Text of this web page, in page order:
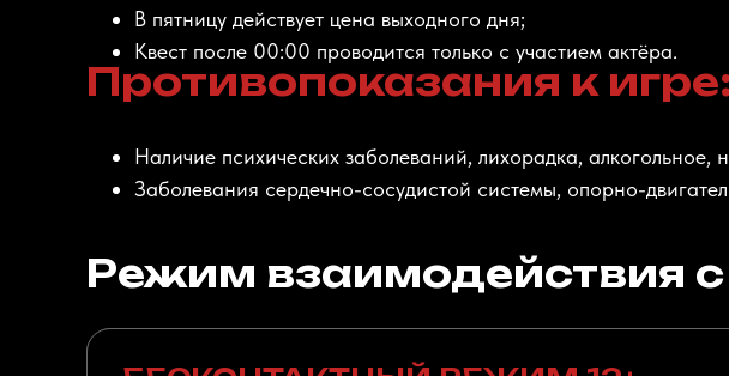
В пятницу действует цена выходного дня;
Квест после 00:00 проводится только с участием актёра.
Наличие психических заболеваний, лихорадка, алкогольное,
Заболевания сердечно-сосудистой системы, опорно-
Противопоказания к игре:
Режим взаимодействия